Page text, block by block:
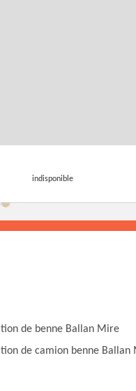
indisponible
de benne Ballan Mire
de camion benne Ballan